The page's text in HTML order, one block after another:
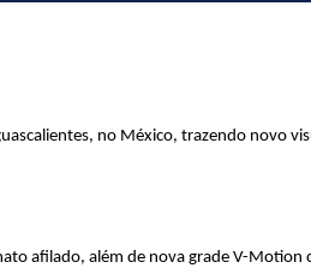
no México, trazendo novo
afilado, além de nova grade V-